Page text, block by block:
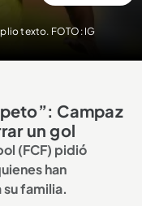
texto. FOTO: IG
Campaz
un gol
(FCF) pidió
han
su familia.